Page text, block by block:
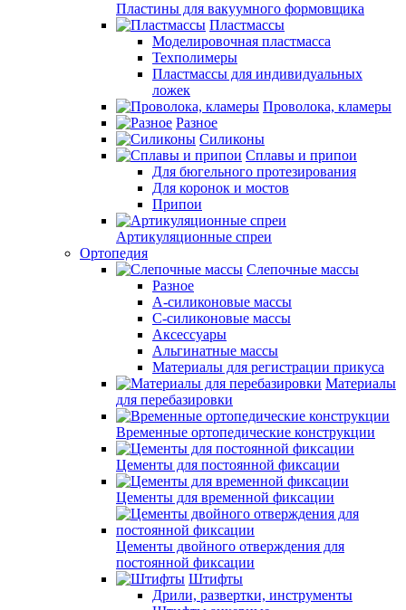
Пластины для вакуумного формовщика
Пластмассы
Моделировочная пластмасса
Техполимеры
Пластмассы для индивидуальных
ложек
Проволока, кламеры
Разное
Силиконы
Сплавы и припои
Для бюгельного протезирования
Для коронок и мостов
Припои
Артикуляционные спреи
Ортопедия
Слепочные массы
Разное
А-силиконовые массы
С-силиконовые массы
Аксессуары
Альгинатные массы
Материалы для регистрации прикуса
Материалы
для перебазировки
Временные ортопедические конструкции
Цементы для постоянной фиксации
Цементы для временной фиксации
Цементы двойного отверждения для
постоянной фиксации
Штифты
Дрили, развертки, инструменты